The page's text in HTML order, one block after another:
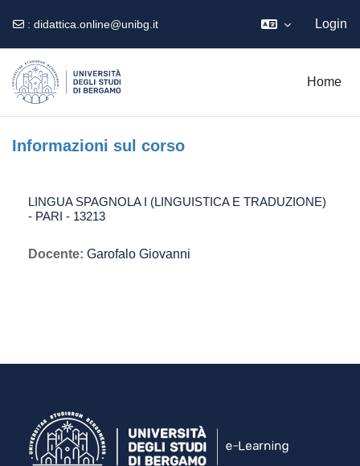
: didattica.online@unibg.it Login
Home
Informazioni sul corso
LINGUA SPAGNOLA I (LINGUISTICA E TRADUZIONE)
- PARI - 13213
Docente: Garofalo Giovanni